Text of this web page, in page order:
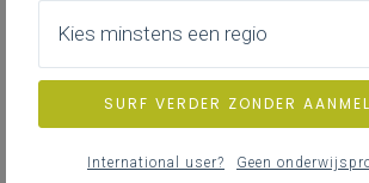
Kies minstens een regio
SURF VERDER ZONDER
International user? Geen